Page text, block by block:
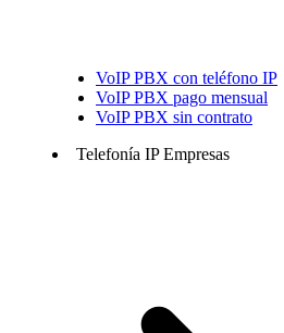
VoIP PBX con teléfono IP
VoIP PBX pago mensual
VoIP PBX sin contrato
Telefonía IP Empresas